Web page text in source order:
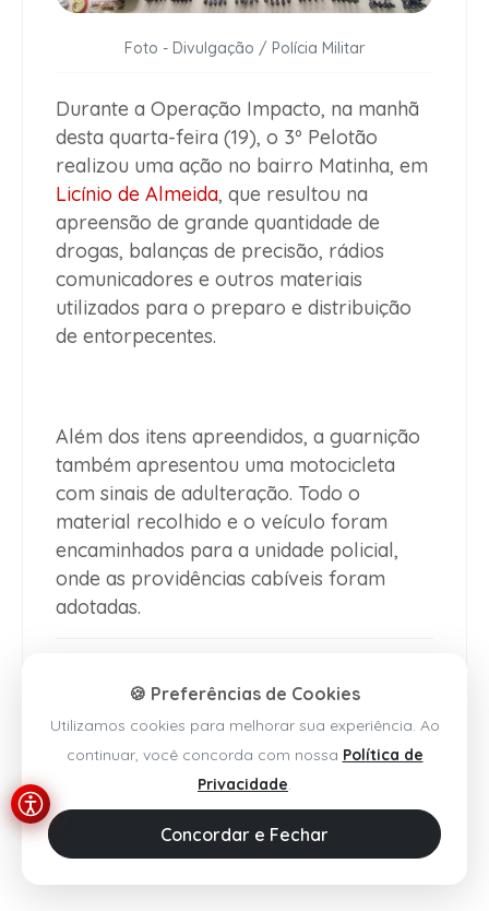
Foto - Divulgação / Polícia Militar
Durante a Operação Impacto, na manhã
desta quarta-feira (19), o 3º Pelotão
realizou uma ação no bairro Matinha, em
Licínio de Almeida, que resultou na
apreensão de grande quantidade de
drogas, balanças de precisão, rádios
comunicadores e outros materiais
utilizados para o preparo e distribuição
de entorpecentes.
Além dos itens apreendidos, a guarnição
também apresentou uma motocicleta
com sinais de adulteração. Todo o
material recolhido e o veículo foram
encaminhados para a unidade policial,
onde as providências cabíveis foram
adotadas.
🍪 Preferências de Cookies
Utilizamos cookies para melhorar sua experiência. Ao
continuar, você concorda com nossa Política de
Privacidade.
Concordar e Fechar